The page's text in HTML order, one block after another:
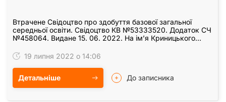
Втрачене Свідоцтво про здобуття базової загальної
середньої освіти. Свідоцтво КВ №53333520. Додаток СЧ
№458064. Видане 15. 06. 2022. На ім’я Криницького
19 липня 2022 о 14:06
Детальніше До записника